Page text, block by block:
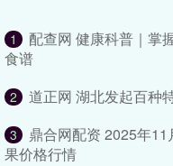
1
配查网 健康科普｜掌
食谱
2 道正网 湖北发起百种
3
鼎合网配资 2025年
果价格行情